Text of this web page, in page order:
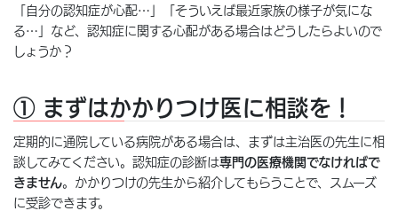
「自分の認知症が心配…」「そういえば最近家族の様子が気にな
る…」など、認知症に関する心配がある場合はどうしたらよいので
しょうか？
① まずはかかりつけ医に相談を！
定期的に通院している病院がある場合は、まずは主治医の先生に相
談してみてください。認知症の診断は専門の医療機関でなければで
きません。かかりつけの先生から紹介してもらうことで、スムーズ
に受診できます。